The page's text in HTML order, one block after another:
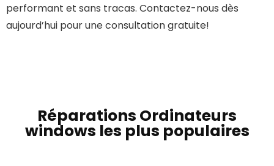
performant et sans tracas. Contactez-nous dès
aujourd’hui pour une consultation gratuite!
Réparations Ordinateurs
windows les plus populaires